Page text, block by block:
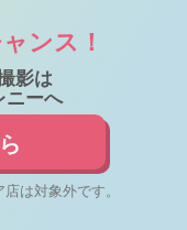
ンス！
影は
ニーへ
は対象外です。